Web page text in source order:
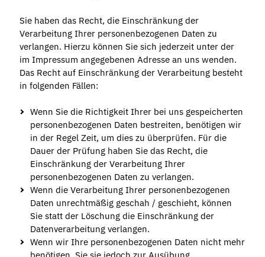
Sie haben das Recht, die Einschränkung der
Verarbeitung Ihrer personenbezogenen Daten zu
verlangen. Hierzu können Sie sich jederzeit unter der
im Impressum angegebenen Adresse an uns wenden.
Das Recht auf Einschränkung der Verarbeitung besteht
in folgenden Fällen:
Wenn Sie die Richtigkeit Ihrer bei uns gespeicherten
personenbezogenen Daten bestreiten, benötigen wir
in der Regel Zeit, um dies zu überprüfen. Für die
Dauer der Prüfung haben Sie das Recht, die
Einschränkung der Verarbeitung Ihrer
personenbezogenen Daten zu verlangen.
Wenn die Verarbeitung Ihrer personenbezogenen
Daten unrechtmäßig geschah / geschieht, können
Sie statt der Löschung die Einschränkung der
Datenverarbeitung verlangen.
Wenn wir Ihre personenbezogenen Daten nicht mehr